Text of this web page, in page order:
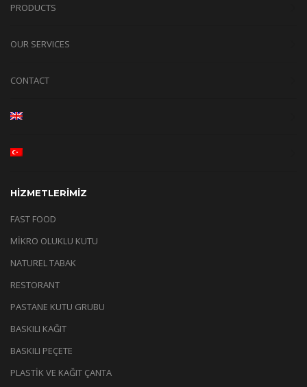
PRODUCTS
OUR SERVICES
CONTACT
HİZMETLERİMİZ
FAST FOOD
MİKRO OLUKLU KUTU
NATUREL TABAK
RESTORANT
PASTANE KUTU GRUBU
BASKILI KAĞIT
BASKILI PEÇETE
PLASTİK VE KAĞIT ÇANTA